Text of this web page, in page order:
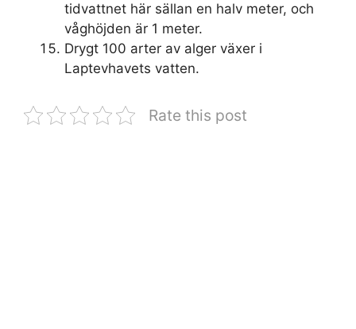
tidvattnet här sällan en halv meter, och
våghöjden är 1 meter.
Drygt 100 arter av alger växer i
Laptevhavets vatten.
Rate this post